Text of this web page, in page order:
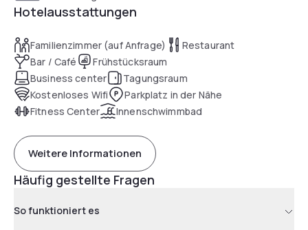
Hotelausstattungen
Familienzimmer (auf Anfrage)
Restaurant
Bar / Café
Frühstücksraum
Business center
Tagungsraum
Kostenloses Wifi
Parkplatz in der Nähe
Fitness Center
Innenschwimmbad
Weitere Informationen
Häufig gestellte Fragen
So funktioniert es